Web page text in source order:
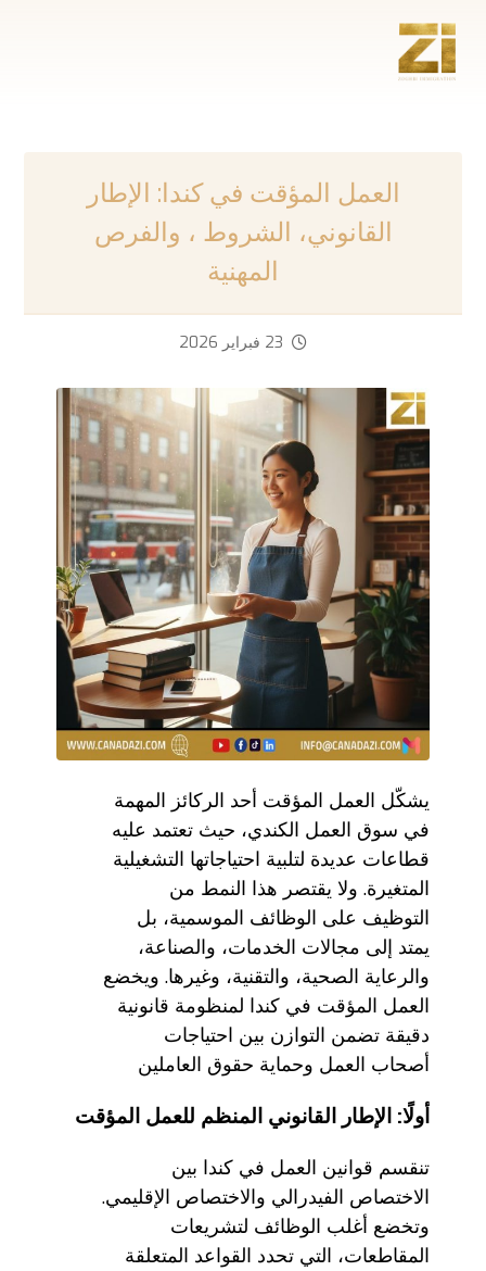
العمل المؤقت في كندا: الإطار
القانوني، الشروط ، والفرص
المهنية
23 فبراير 2026
يشكّل العمل المؤقت أحد الركائز المهمة
في سوق العمل الكندي، حيث تعتمد عليه
قطاعات عديدة لتلبية احتياجاتها التشغيلية
المتغيرة. ولا يقتصر هذا النمط من
التوظيف على الوظائف الموسمية، بل
يمتد إلى مجالات الخدمات، والصناعة،
والرعاية الصحية، والتقنية، وغيرها. ويخضع
العمل المؤقت في كندا لمنظومة قانونية
دقيقة تضمن التوازن بين احتياجات
أصحاب العمل وحماية حقوق العاملين
أولًا: الإطار القانوني المنظم للعمل المؤقت
تنقسم قوانين العمل في كندا بين
الاختصاص الفيدرالي والاختصاص الإقليمي.
وتخضع أغلب الوظائف لتشريعات
المقاطعات، التي تحدد القواعد المتعلقة